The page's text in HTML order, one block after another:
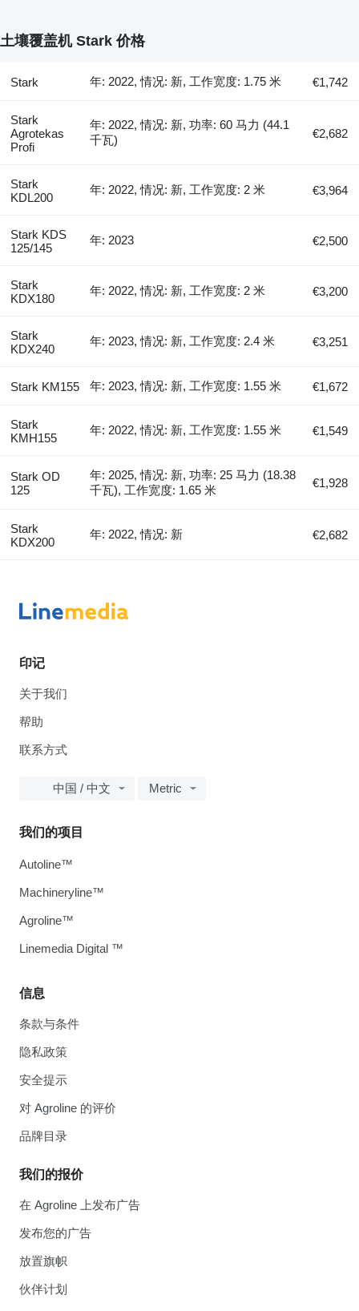
土壤覆盖机 Stark 价格
Stark 年: 2022, 情况: 新, 工作宽度: 1.75 米 €1,742
Stark
Agrotekas
Profi
年: 2022, 情况: 新, 功率: 60 马力 (44.1
千瓦)
€2,682
Stark
KDL200
年: 2022, 情况: 新, 工作宽度: 2 米 €3,964
Stark KDS
125/145
年: 2023 €2,500
Stark
KDX180
年: 2022, 情况: 新, 工作宽度: 2 米 €3,200
Stark
KDX240
年: 2023, 情况: 新, 工作宽度: 2.4 米 €3,251
Stark KM155 年: 2023, 情况: 新, 工作宽度: 1.55 米 €1,672
Stark
KMH155
年: 2022, 情况: 新, 工作宽度: 1.55 米 €1,549
Stark OD
125
年: 2025, 情况: 新, 功率: 25 马力 (18.38
千瓦), 工作宽度: 1.65 米
€1,928
Stark
KDX200
年: 2022, 情况: 新 €2,682
印记
关于我们
帮助
联系方式
中国 / 中文 Metric
信息
条款与条件
隐私政策
安全提示
对 Agroline 的评价
品牌目录
我们的报价
在 Agroline 上发布广告
发布您的广告
放置旗帜
伙伴计划
我们的项目
Autoline™
Machineryline™
Agroline™
Linemedia Digital ™